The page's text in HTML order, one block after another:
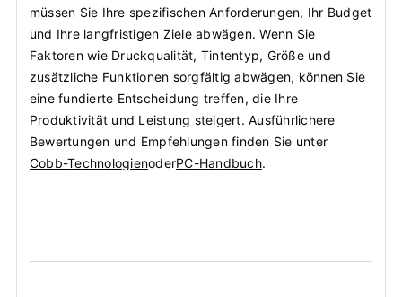
müssen Sie Ihre spezifischen Anforderungen, Ihr Budget
und Ihre langfristigen Ziele abwägen. Wenn Sie
Faktoren wie Druckqualität, Tintentyp, Größe und
zusätzliche Funktionen sorgfältig abwägen, können Sie
eine fundierte Entscheidung treffen, die Ihre
Produktivität und Leistung steigert. Ausführlichere
Bewertungen und Empfehlungen finden Sie unter
Cobb-TechnologienoderPC-Handbuch.